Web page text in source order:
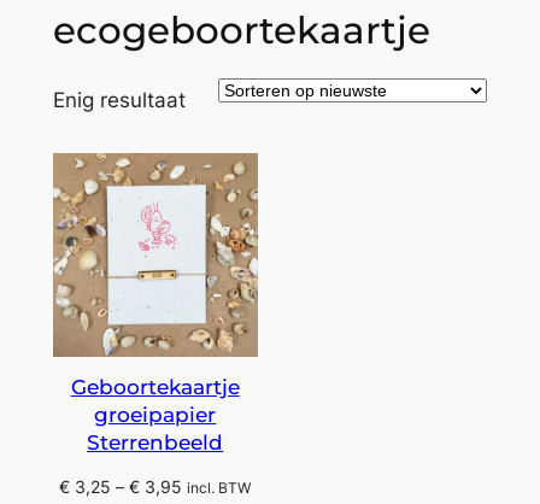
ecogeboortekaartje
Enig resultaat
Geboortekaartje
groeipapier
Sterrenbeeld
€ 3,25 – € 3,95 Prijsklasse:
incl. BTW